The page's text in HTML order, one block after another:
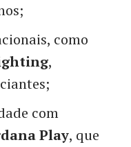
como
,
com
Play, que